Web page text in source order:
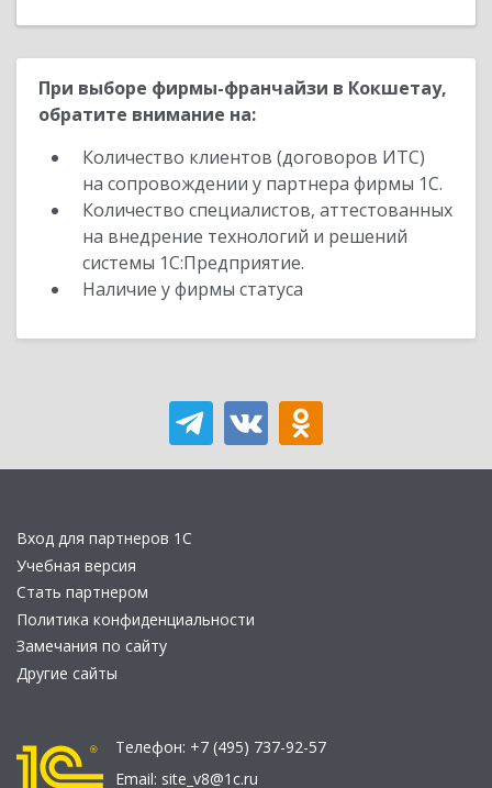
При выборе фирмы-франчайзи в Кокшетау,
обратите внимание на:
Количество клиентов (договоров ИТС)
на сопровождении у партнера фирмы 1С.
Количество специалистов, аттестованных
на внедрение технологий и решений
системы 1С:Предприятие.
Наличие у фирмы статуса
Вход для партнеров 1С
Учебная версия
Стать партнером
Политика конфиденциальности
Замечания по сайту
Другие сайты
Телефон: +7 (495) 737-92-57
Email: site_v8@1c.ru